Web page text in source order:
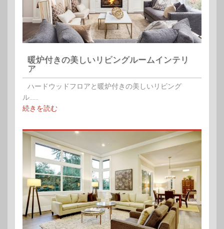
暖炉付きの美しいリビングルームインテリ
ア
ハードウッドフロアと暖炉付きの美しいリビング
ル......
続きを読む